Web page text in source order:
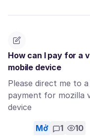
How can I pay for a
mobile device
Please direct me to
payment for mozilla
device
Mở 1 10